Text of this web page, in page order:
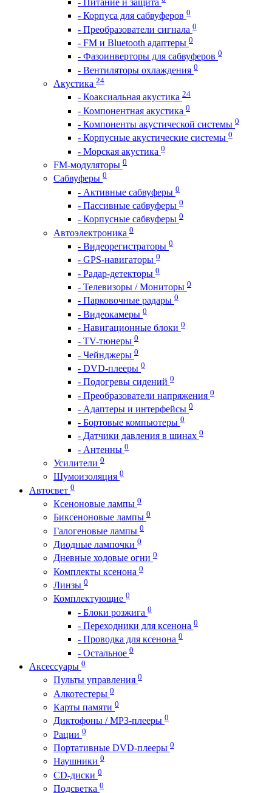
- Питание и защита
- Корпуса для сабвуферов 0
- Преобразователи сигнала 0
- FM и Bluetooth адаптеры 0
- Фазоинверторы для сабвуферов 0
- Вентиляторы охлаждения 0
Акустика 24
- Коаксиальная акустика 24
- Компонентная акустика 0
- Компоненты акустической системы 0
- Корпусные акустические системы 0
- Морская акустика 0
FM-модуляторы 0
Сабвуферы 0
- Активные сабвуферы 0
- Пассивные сабвуферы 0
- Корпусные сабвуферы 0
Автоэлектроника 0
- Видеорегистраторы 0
- GPS-навигаторы 0
- Радар-детекторы 0
- Телевизоры / Мониторы 0
- Парковочные радары 0
- Видеокамеры 0
- Навигационные блоки 0
- TV-тюнеры 0
- Чейнджеры 0
- DVD-плееры 0
- Подогревы сидений 0
- Преобразователи напряжения 0
- Адаптеры и интерфейсы 0
- Бортовые компьютеры 0
- Датчики давления в шинах 0
- Антенны 0
Усилители 0
Шумоизоляция 0
Автосвет 0
Ксеноновые лампы 0
Биксеноновые лампы 0
Галогеновые лампы 0
Диодные лампочки 0
Дневные ходовые огни 0
Комплекты ксенона 0
Линзы 0
Комплектующие 0
- Блоки розжига 0
- Переходники для ксенона 0
- Проводка для ксенона 0
- Остальное 0
Аксессуары 0
Пульты управления 0
Алкотестеры 0
Карты памяти 0
Диктофоны / MP3-плееры 0
Рации 0
Портативные DVD-плееры 0
Наушники 0
CD-диски 0
Подсветка 0